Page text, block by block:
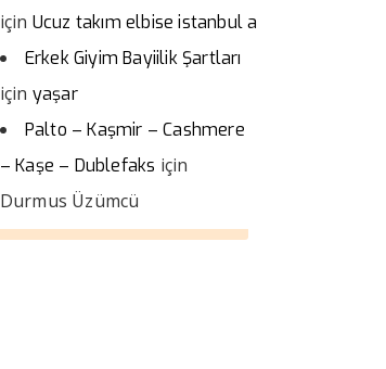
için Ucuz takım elbise istanbul a
Erkek Giyim Bayiilik Şartları
için yaşar
Palto – Kaşmir – Cashmere
– Kaşe – Dublefaks için
Durmus Üzümcü